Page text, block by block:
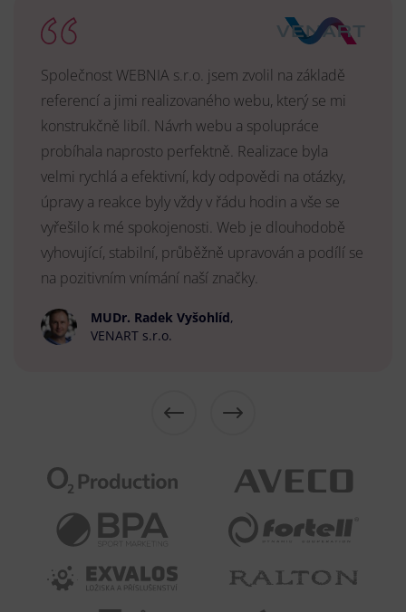
Společnost WEBNIA s.r.o. jsem zvolil na základě
referencí a jimi realizovaného webu, který se mi
konstrukčně libíl. Návrh webu a spolupráce
probíhala naprosto perfektně. Realizace byla
velmi rychlá a efektivní, kdy odpovědi na otázky,
úpravy a reakce byly vždy v řádu hodin a vše se
vyřešilo k mé spokojenosti. Web je dlouhodobě
vyhovující, stabilní, průběžně upravován a podílí se
na pozitivním vnímání naší značky.
MUDr. Radek Vyšohlíd,
VENART s.r.o.